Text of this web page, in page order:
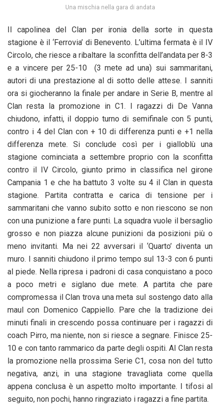
Una mischia nella gara di andata
Il capolinea del Clan per ironia della sorte in questa
stagione è il ‘Ferrovia’ di Benevento. L’ultima fermata è il IV
Circolo, che riesce a ribaltare la sconfitta dell’andata per 8-3
e a vincere per 25-10 (3 mete ad una) sui sammaritani,
autori di una prestazione al di sotto delle attese. I sanniti
ora si giocheranno la finale per andare in Serie B, mentre al
Clan resta la promozione in C1. I ragazzi di De Vanna
chiudono, infatti, il doppio turno di semifinale con 5 punti,
contro i 4 del Clan con + 10 di differenza punti e +1 nella
differenza mete. Si conclude così per i gialloblù una
stagione cominciata a settembre proprio con la sconfitta
contro il IV Circolo, giunto primo in classifica nel girone
Campania 1 e che ha battuto 3 volte su 4 il Clan in questa
stagione. Partita contratta e carica di tensione per i
sammaritani che vanno subito sotto e non riescono se non
con una punizione a fare punti. La squadra vuole il bersaglio
grosso e non piazza alcune punizioni da posizioni più o
meno invitanti. Ma nei 22 avversari il ‘Quarto’ diventa un
muro. I sanniti chiudono il primo tempo sul 13-3 con 6 punti
al piede. Nella ripresa i padroni di casa conquistano a poco
a poco metri e siglano due mete. A partita che pare
compromessa il Clan trova una meta sul sostengo dato alla
maul con Domenico Cappiello. Pare che la tradizione dei
minuti finali in crescendo possa continuare per i ragazzi di
coach Pirro, ma niente, non si riesce a segnare. Finisce 25-
10 e con tanto rammarico da parte degli ospiti. Al Clan resta
la promozione nella prossima Serie C1, cosa non del tutto
negativa, anzi, in una stagione travagliata come quella
appena conclusa è un aspetto molto importante. I tifosi al
seguito, non pochi, hanno ringraziato i ragazzi a fine partita.